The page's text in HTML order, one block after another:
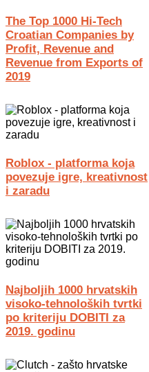
The Top 1000 Hi-Tech
Croatian Companies by
Profit, Revenue and
Revenue from Exports of
2019
Roblox - platforma koja
povezuje igre, kreativnost
i zaradu
Najboljih 1000 hrvatskih
visoko-tehnoloških tvrtki
po kriteriju DOBITI za
2019. godinu